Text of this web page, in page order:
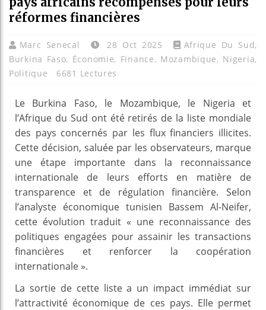
réformes financières
Marc Senecal 28 Oct 2025 Afrique Du Sud,
Burkina Faso, Économie, Finance, Mozambique, Nigeria,
Politique
6681 Lectures
Le Burkina Faso, le Mozambique, le Nigeria et
l’Afrique du Sud ont été retirés de la liste mondiale
des pays concernés par les flux financiers illicites.
Cette décision, saluée par les observateurs, marque
une étape importante dans la reconnaissance
internationale de leurs efforts en matière de
transparence et de régulation financière. Selon
l’analyste économique tunisien Bassem Al-Neifer,
cette évolution traduit « une reconnaissance des
politiques engagées pour assainir les transactions
financières et renforcer la coopération
internationale ».
La sortie de cette liste a un impact immédiat sur
l’attractivité économique de ces pays. Elle permet